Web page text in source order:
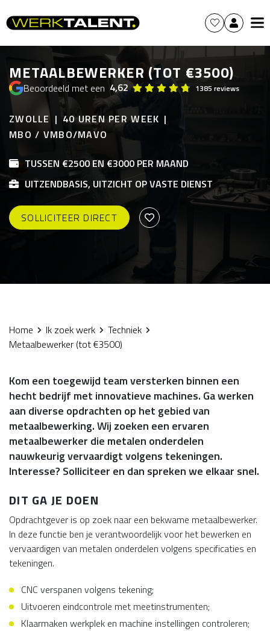
METAALBEWERKER (TOT €3500)
Beoordeeld met een 4,62 1385 reviews
ZWOLLE
40 UREN PER WEEK
MBO / VMBO/MAVO
TUSSEN €2500 EN €3000 PER MAAND
UITZENDBASIS, UITZICHT OP VASTE DIENST
SOLLICITEER DIRECT
Home Ik zoek werk
Techniek
Metaalbewerker (tot €3500)
Kom een toegewijd team versterken binnen een
hecht bedrijf met innovatieve machines. Ga werken
aan diverse opdrachten op het gebied van
metaalbewerking. Wij zoeken een ervaren
metaalbewerker die metalen onderdelen
nauwkeurig vervaardigt volgens tekeningen.
Interesse? Solliciteer en dan spreken we elkaar snel.
DIT GA JE DOEN
Opdrachtgever is op zoek naar een bekwame metaalbewerker.
In deze functie ben je verantwoordelijk voor het bewerken en
vervaardigen van metalen onderdelen volgens specificaties en
tekeningen.
CNC verspanen volgens tekening;
Uitvoeren eindcontrole met meetinstrumenten;
Klaarmaken werkplek en machine instellingen controleren;